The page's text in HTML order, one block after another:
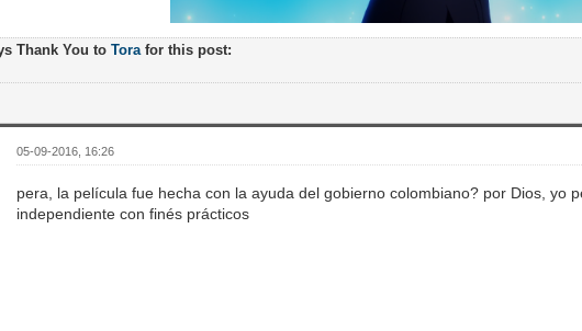
Thank You to Torafor this post:
05-09-2016, 16:26
pera, la película fue hecha con la ayuda del gobierno colombiano? por Dios, yo
independiente con finés prácticos